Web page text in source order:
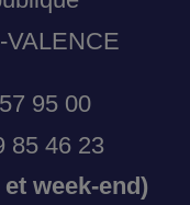
95 00
85 46 23
week-end)